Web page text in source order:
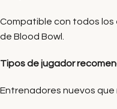
Compatible con todos los
de Blood Bowl.
Tipos de jugador
Entrenadores nuevos